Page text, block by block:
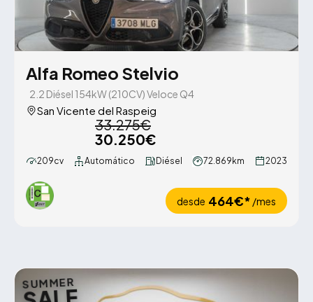
Alfa Romeo Stelvio
2.2 Diésel 154kW (210CV) Veloce Q4
San Vicente del Raspeig
33.275€
30.250€
209cv Automático Diésel 72.869km 2023
desde 464€* /mes
SUMMER